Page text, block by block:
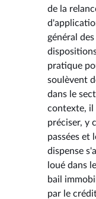
de la
général
pratique
soulèvent
dans le
contexte, il
préciser, y
passées et
dispense
loué dans
bail
par le